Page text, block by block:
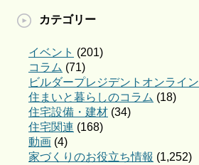
カテゴリー
イベント (201)
コラム (71)
ビルダープレジデントオンライン
住まいと暮らしのコラム (18)
住宅設備・建材 (34)
住宅関連 (168)
動画 (4)
家づくりのお役立ち情報 (1,252)